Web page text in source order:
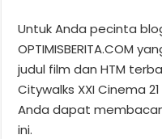
Untuk Anda pecinta
OPTIMISBERITA.COM
judul film dan HTM
Citywalks XXI Cinema
Anda dapat
ini.